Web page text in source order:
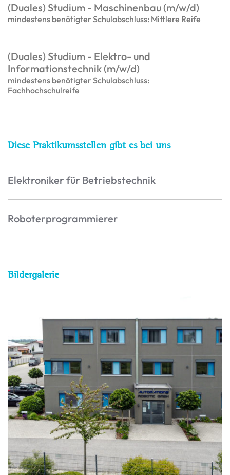
(Duales) Studium - Maschinenbau (m/w/d)
mindestens benötigter Schulabschluss: Mittlere Reife
(Duales) Studium - Elektro- und
Informationstechnik (m/w/d)
mindestens benötigter Schulabschluss:
Fachhochschulreife
Diese Praktikumsstellen gibt es bei uns
Elektroniker für Betriebstechnik
Roboterprogrammierer
Bildergalerie